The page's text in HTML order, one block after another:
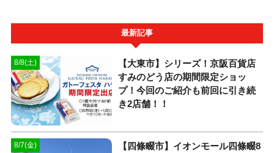
最新記事
8/8(土)
【大東市】シリーズ！京阪百貨店
すみのどう店の期間限定ショッ
プ！今回のご紹介も前回に引き続
き2店舗！！
8/7(金)
【四條畷市】イオンモール四條畷8